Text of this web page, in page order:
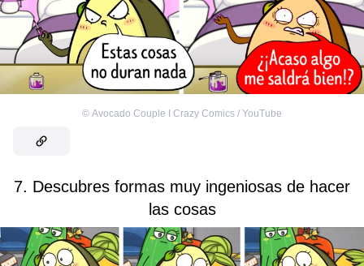
© Avocado Couple I Crazy Comics / YouTube
7. Descubres formas muy ingeniosas de hacer
las cosas